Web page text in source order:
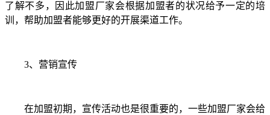
了解不多，因此加盟厂家会根据加盟者的状况给予一定的培
训，帮助加盟者能够更好的开展渠道工作。
3、营销宣传
在加盟初期，宣传活动也是很重要的，一些加盟厂家会给